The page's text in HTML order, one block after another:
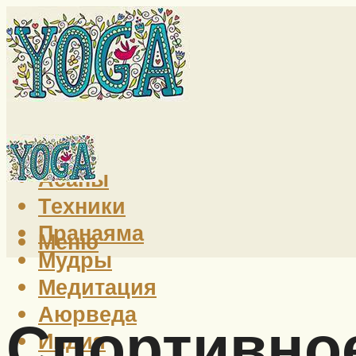
Йога
Асаны
Техники
Пранаяма
Мудры
Медитация
Аюрведа
Индия
Меню